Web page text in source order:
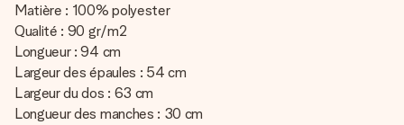
Matière : 100% polyester
Qualité : 90 gr/m2
Longueur : 94 cm
Largeur des épaules : 54 cm
Largeur du dos : 63 cm
Longueur des manches : 30 cm